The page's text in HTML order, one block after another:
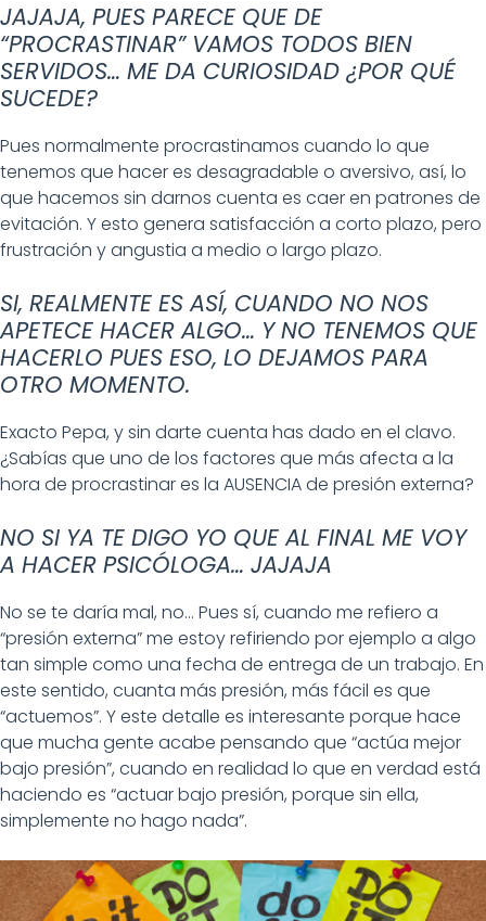
JAJAJA, PUES PARECE QUE DE
“PROCRASTINAR” VAMOS TODOS BIEN
SERVIDOS… ME DA CURIOSIDAD ¿POR QUÉ
SUCEDE?
Pues normalmente procrastinamos cuando lo que
tenemos que hacer es desagradable o aversivo, así, lo
que hacemos sin darnos cuenta es caer en patrones de
evitación. Y esto genera satisfacción a corto plazo, pero
frustración y angustia a medio o largo plazo.
SI, REALMENTE ES ASÍ, CUANDO NO NOS
APETECE HACER ALGO… Y NO TENEMOS QUE
HACERLO PUES ESO, LO DEJAMOS PARA
OTRO MOMENTO.
Exacto Pepa, y sin darte cuenta has dado en el clavo.
¿Sabías que uno de los factores que más afecta a la
hora de procrastinar es la AUSENCIA de presión externa?
NO SI YA TE DIGO YO QUE AL FINAL ME VOY
A HACER PSICÓLOGA… JAJAJA
No se te daría mal, no… Pues sí, cuando me refiero a
“presión externa” me estoy refiriendo por ejemplo a algo
tan simple como una fecha de entrega de un trabajo. En
este sentido, cuanta más presión, más fácil es que
“actuemos”. Y este detalle es interesante porque hace
que mucha gente acabe pensando que “actúa mejor
bajo presión”, cuando en realidad lo que en verdad está
haciendo es “actuar bajo presión, porque sin ella,
simplemente no hago nada”.